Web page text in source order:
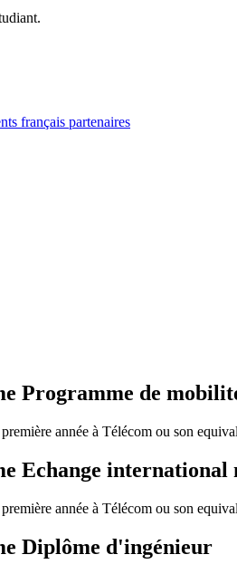
français partenaires
Programme de
année à Télécom ou son
Echange international
année à Télécom ou son
Diplôme d'ingénieur